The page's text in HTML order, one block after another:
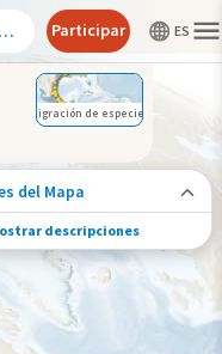
Migración de especies
del Mapa
de especies
ubicación en el mapa para
se han vuelto a encontrar
de esta especie.
con disponibilidad
descripciones
Participar